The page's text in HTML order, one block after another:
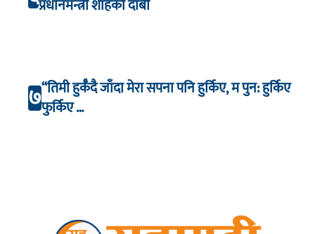
प्रधानमन्त्री शाहको दाबी
७“तिमी हुर्कँदै जाँदा मेरा सपना पनि हुर्किए, म पुन: हुर्किए
फुर्किए …